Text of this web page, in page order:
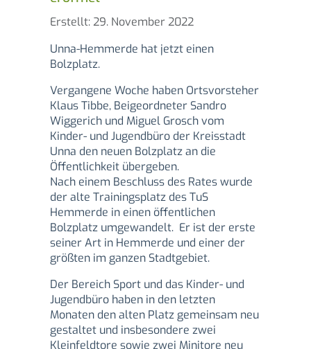
Details
Erstellt: 29. November 2022
Unna-Hemmerde hat jetzt einen
Bolzplatz.
Vergangene Woche haben Ortsvorsteher
Klaus Tibbe, Beigeordneter Sandro
Wiggerich und Miguel Grosch vom
Kinder- und Jugendbüro der Kreisstadt
Unna den neuen Bolzplatz an die
Öffentlichkeit übergeben.
Nach einem Beschluss des Rates wurde
der alte Trainingsplatz des TuS
Hemmerde in einen öffentlichen
Bolzplatz umgewandelt. Er ist der erste
seiner Art in Hemmerde und einer der
größten im ganzen Stadtgebiet.
Der Bereich Sport und das Kinder- und
Jugendbüro haben in den letzten
Monaten den alten Platz gemeinsam neu
gestaltet und insbesondere zwei
Kleinfeldtore sowie zwei Minitore neu